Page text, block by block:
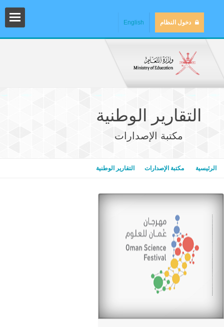
دخول النظام English
التقارير الوطنية
مكتبة الإصدارات
الرئيسية مكتبة الإصدارات التقارير الوطنية